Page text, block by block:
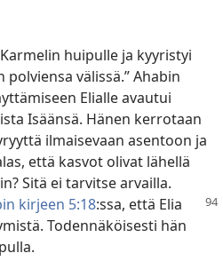
huipulle ja kyyristyi
välissä.” Ahabin
Elialle avautui
Isäänsä. Hänen kerrotaan
ilmaisevaan asentoon ja
että kasvot olivat lähellä
Sitä ei tarvitse arvailla.
kirjeen 5:18:ssa, että Elia
Todennäköisesti hän